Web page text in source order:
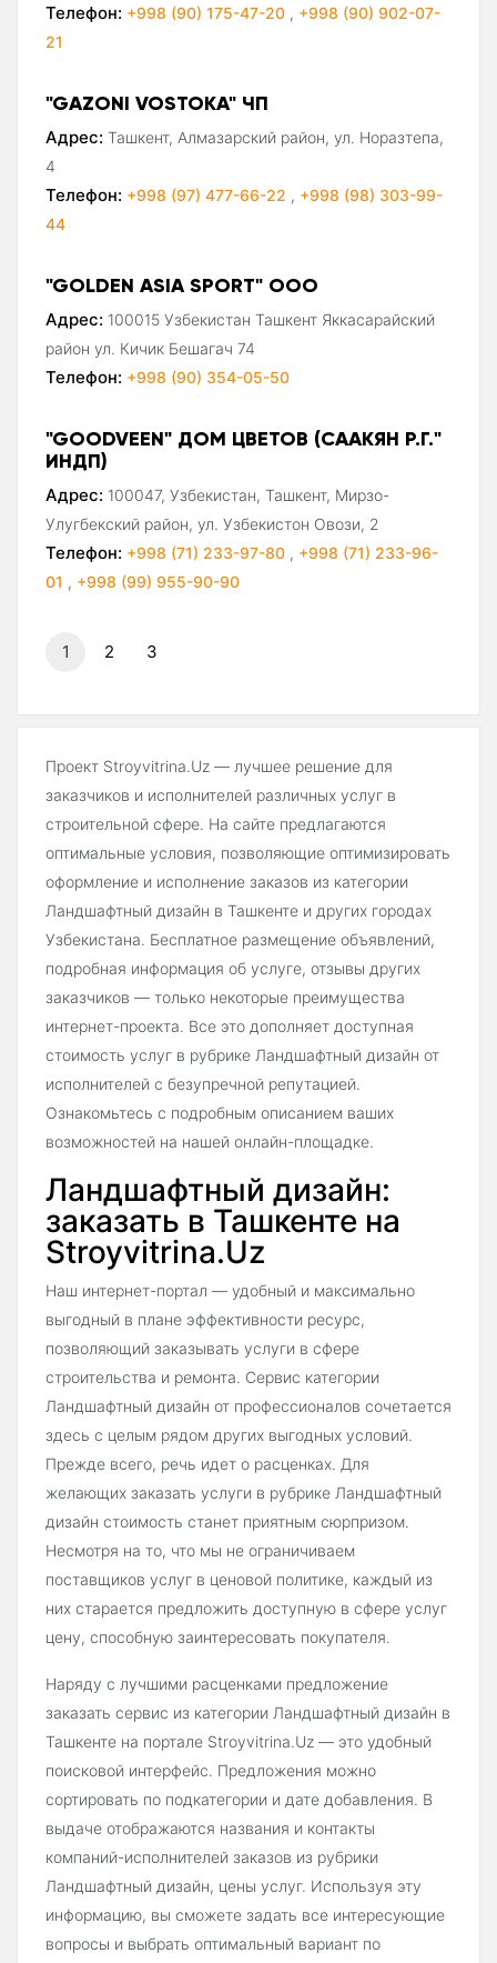
Телефон: +998 (90) 175-47-20 , +998 (90) 902-07-
21
"GAZONI VOSTOKA" ЧП
Адрес: Ташкент, Алмазарский район, ул. Норазтепа,
4
Телефон: +998 (97) 477-66-22 , +998 (98) 303-99-
44
"GOLDEN ASIA SPORT" ООО
Адрес: 100015 Узбекистан Ташкент Яккасарайский
район ул. Кичик Бешагач 74
Телефон: +998 (90) 354-05-50
"GOODVEEN" ДОМ ЦВЕТОВ (СААКЯН Р.Г."
ИНДП)
Адрес: 100047, Узбекистан, Ташкент, Мирзо-
Улугбекский район, ул. Узбекистон Овози, 2
Телефон: +998 (71) 233-97-80 , +998 (71) 233-96-
01 , +998 (99) 955-90-90
1 2 3
Проект Stroyvitrina.Uz — лучшее решение для
заказчиков и исполнителей различных услуг в
строительной сфере. На сайте предлагаются
оптимальные условия, позволяющие оптимизировать
оформление и исполнение заказов из категории
Ландшафтный дизайн в Ташкенте и других городах
Узбекистана. Бесплатное размещение объявлений,
подробная информация об услуге, отзывы других
заказчиков — только некоторые преимущества
интернет-проекта. Все это дополняет доступная
стоимость услуг в рубрике Ландшафтный дизайн от
исполнителей с безупречной репутацией.
Ознакомьтесь с подробным описанием ваших
возможностей на нашей онлайн-площадке.
Ландшафтный дизайн:
заказать в Ташкенте на
Stroyvitrina.Uz
Наш интернет-портал — удобный и максимально
выгодный в плане эффективности ресурс,
позволяющий заказывать услуги в сфере
строительства и ремонта. Сервис категории
Ландшафтный дизайн от профессионалов сочетается
здесь с целым рядом других выгодных условий.
Прежде всего, речь идет о расценках. Для
желающих заказать услуги в рубрике Ландшафтный
дизайн стоимость станет приятным сюрпризом.
Несмотря на то, что мы не ограничиваем
поставщиков услуг в ценовой политике, каждый из
них старается предложить доступную в сфере услуг
цену, способную заинтересовать покупателя.
Наряду с лучшими расценками предложение
заказать сервис из категории Ландшафтный дизайн в
Ташкенте на портале Stroyvitrina.Uz — это удобный
поисковой интерфейс. Предложения можно
сортировать по подкатегории и дате добавления. В
выдаче отображаются названия и контакты
компаний-исполнителей заказов из рубрики
Ландшафтный дизайн, цены услуг. Используя эту
информацию, вы сможете задать все интересующие
вопросы и выбрать оптимальный вариант по